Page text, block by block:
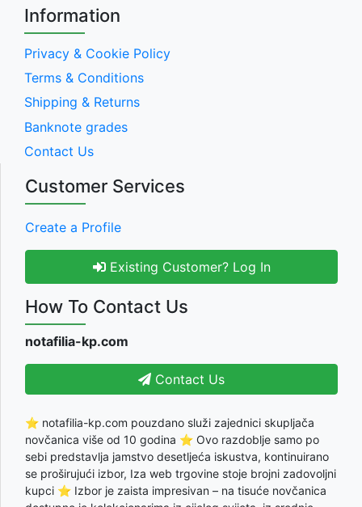
Information
Privacy & Cookie Policy
Terms & Conditions
Shipping & Returns
Banknote grades
Contact Us
Customer Services
Create a Profile
Existing Customer? Log In
How To Contact Us
notafilia-kp.com
Contact Us
⭐ notafilia-kp.com pouzdano služi zajednici skupljača
novčanica više od 10 godina ⭐ Ovo razdoblje samo po
sebi predstavlja jamstvo desetljeća iskustva, kontinuirano
se proširujući izbor, Iza web trgovine stoje brojni zadovoljni
kupci ⭐ Izbor je zaista impresivan – na tisuće novčanica